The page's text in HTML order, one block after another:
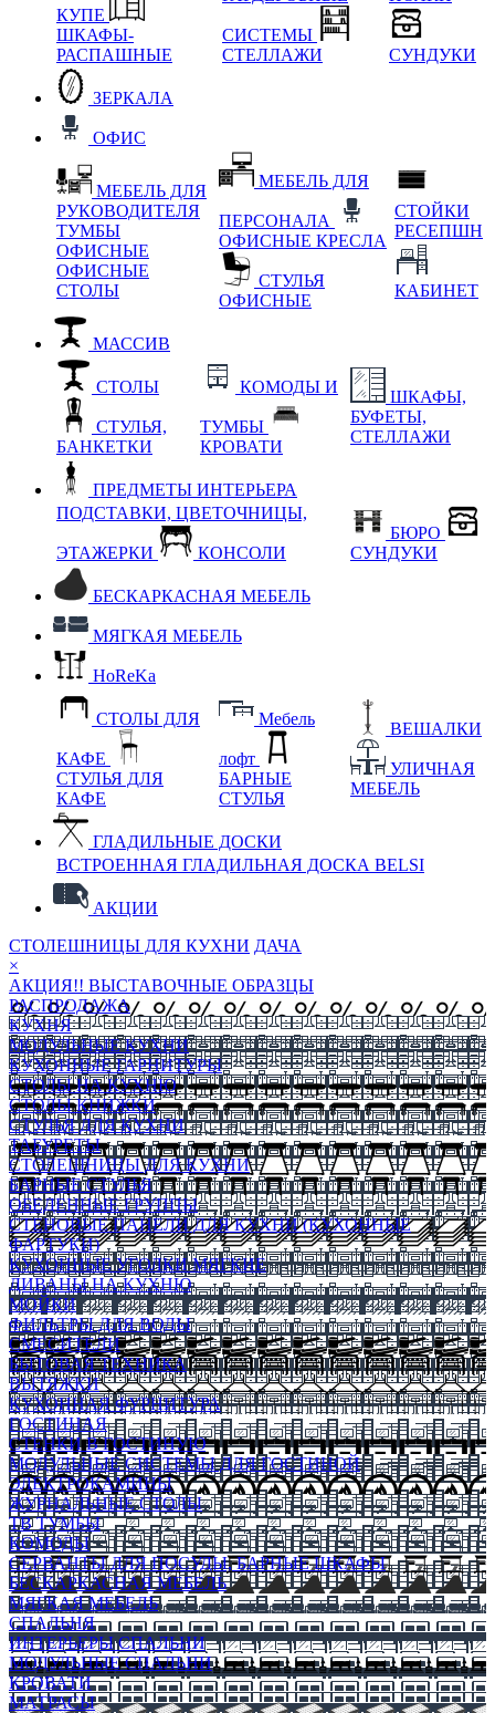
КУПЕ
ШКАФЫ-
РАСПАШНЫЕ
СИСТЕМЫ
СТЕЛЛАЖИ
СУНДУКИ
ЗЕРКАЛА
ОФИС
МЕБЕЛЬ ДЛЯ
РУКОВОДИТЕЛЯ
ТУМБЫ
ОФИСНЫЕ
ОФИСНЫЕ
СТОЛЫ
МЕБЕЛЬ ДЛЯ
ПЕРСОНАЛА
ОФИСНЫЕ КРЕСЛА
СТУЛЬЯ
ОФИСНЫЕ
СТОЙКИ
РЕСЕПШН
КАБИНЕТ
МАССИВ
СТОЛЫ
СТУЛЬЯ,
БАНКЕТКИ
КОМОДЫ И
ТУМБЫ
КРОВАТИ
ШКАФЫ,
БУФЕТЫ,
СТЕЛЛАЖИ
ПРЕДМЕТЫ ИНТЕРЬЕРА
ПОДСТАВКИ, ЦВЕТОЧНИЦЫ,
ЭТАЖЕРКИ КОНСОЛИ
БЮРО
СУНДУКИ
БЕСКАРКАСНАЯ МЕБЕЛЬ
МЯГКАЯ МЕБЕЛЬ
HoReKa
СТОЛЫ ДЛЯ
КАФЕ
СТУЛЬЯ ДЛЯ
КАФЕ
Мебель
лофт
БАРНЫЕ
СТУЛЬЯ
ВЕШАЛКИ
УЛИЧНАЯ
МЕБЕЛЬ
ГЛАДИЛЬНЫЕ ДОСКИ
ВСТРОЕННАЯ ГЛАДИЛЬНАЯ ДОСКА BELSI
АКЦИИ
СТОЛЕШНИЦЫ ДЛЯ КУХНИ ДАЧА
×
АКЦИЯ!! ВЫСТАВОЧНЫЕ ОБРАЗЦЫ
РАСПРОДАЖА
КУХНЯ
МОДУЛЬНЫЕ КУХНИ
КУХОННЫЕ ГАРНИТУРЫ
СТОЛЫ НА КУХНЮ
СТОЛЫ КНИЖКИ
СТУЛЬЯ ДЛЯ КУХНИ
ТАБУРЕТЫ
СТОЛЕШНИЦЫ ДЛЯ КУХНИ
БАРНЫЕ СТУЛЬЯ
ОБЕДЕННЫЕ ГРУППЫ
СТЕНОВЫЕ ПАНЕЛИ ДЛЯ КУХНИ (КУХОННЫЕ
ФАРТУКИ)
КУХОННЫЕ УГОЛКИ МЯГКИЕ
ДИВАНЫ НА КУХНЮ
МОЙКИ
ФИЛЬТРЫ ДЛЯ ВОДЫ
СМЕСИТЕЛИ
БЫТОВАЯ ТЕХНИКА
ВЫТЯЖКИ
КУХОННАЯ ФУРНИТУРА
ГОСТИНАЯ
СТЕНКИ В ГОСТИНУЮ
МОДУЛЬНЫЕ СИСТЕМЫ ДЛЯ ГОСТИНОЙ
ЭЛЕКТРОКАМИНЫ
ЖУРНАЛЬНЫЕ СТОЛЫ
ТВ ТУМБЫ
КОМОДЫ
СЕРВАНТЫ ДЛЯ ПОСУДЫ, БАРНЫЕ ШКАФЫ
БЕСКАРКАСНАЯ МЕБЕЛЬ
МЯГКАЯ МЕБЕЛЬ
СПАЛЬНЯ
ИНТЕРЬЕРЫ СПАЛЬНИ
МОДУЛЬНЫЕ СПАЛЬНИ
КРОВАТИ
МАТРАСЫ